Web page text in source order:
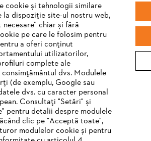
STIHL
cookie și tehnologii similare
la dispoziție site-ul nostru web,
chiar și fără
pe care le folosim pentru
a oferi conținut
utilizatorilor,
complete ale
dvs. Modulele
(de exemplu, Google sau
dvs. cu caracter personal
Consultați "Setări" și
pentru detalii despre modulele
clic pe "Acceptă toate",
modulelor cookie și pentru